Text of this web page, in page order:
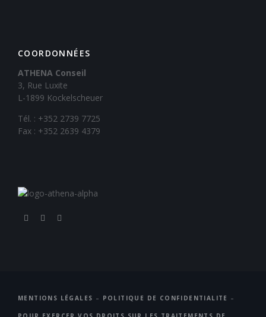
COORDONNÉES
ATHENA Conseil
3, Rue Luxite
L-1899 Kockelscheuer
Tél. : +352 2739 7725
Fax : +352 2639 4379
MENTIONS LÉGALES – POLITIQUE DE CONFIDENTIALITE –